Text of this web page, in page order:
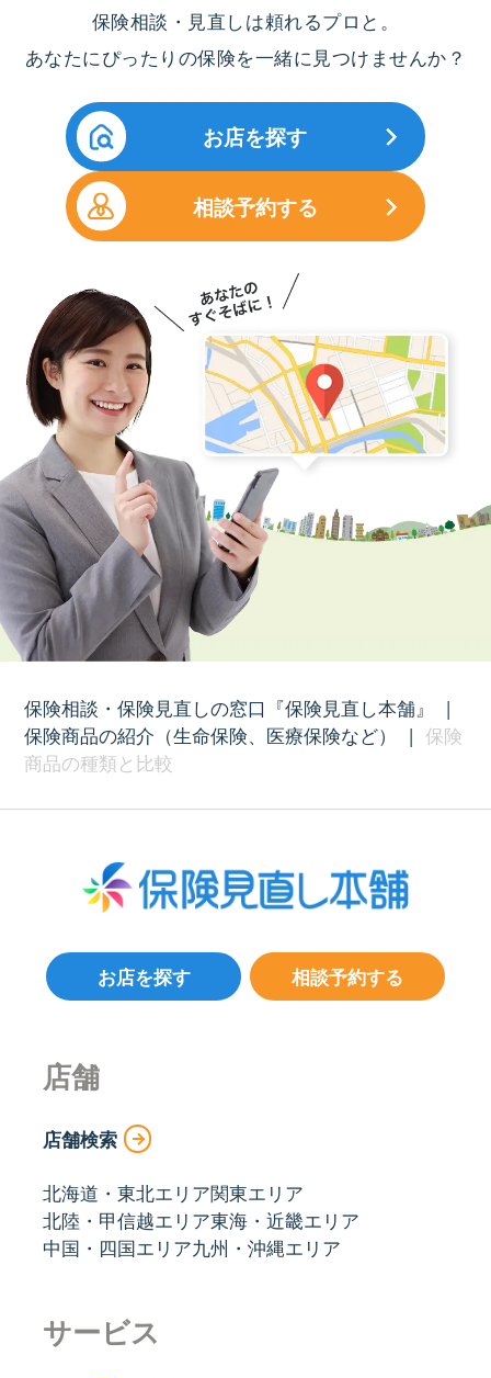
保険相談・見直しは頼れるプロと。
あなたにぴったりの保険を一緒に見つけませんか？
お店を探す
相談予約する
保険相談・保険見直しの窓口『保険見直し本舗』
|
保険商品の紹介（生命保険、医療保険など）
| 保険
商品の種類と比較
相談予約する
お店を探す
店舗
店舗検索
北海道・東北エリア関東エリア
北陸・甲信越エリア東海・近畿エリア
中国・四国エリア九州・沖縄エリア
サービス